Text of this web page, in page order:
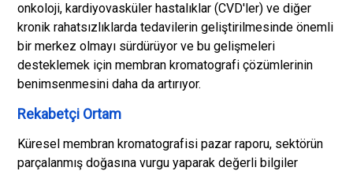
onkoloji, kardiyovasküler hastalıklar (CVD'ler) ve diğer
kronik rahatsızlıklarda tedavilerin geliştirilmesinde önemli
bir merkez olmayı sürdürüyor ve bu gelişmeleri
desteklemek için membran kromatografi çözümlerinin
benimsenmesini daha da artırıyor.
Rekabetçi Ortam
Küresel membran kromatografisi pazar raporu, sektörün
parçalanmış doğasına vurgu yaparak değerli bilgiler